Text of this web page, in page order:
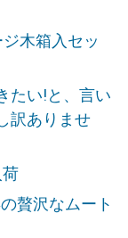
木箱入セッ
たい!と、言い
訳ありませ
贅沢なムート